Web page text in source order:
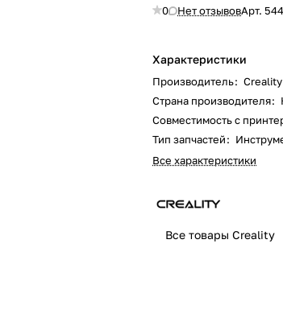
0 Нет отзывовАрт.
Характеристики
Производитель: Creality
Страна производителя:
Совместимость с
Тип запчастей:
Все характеристики
Все товары Creality